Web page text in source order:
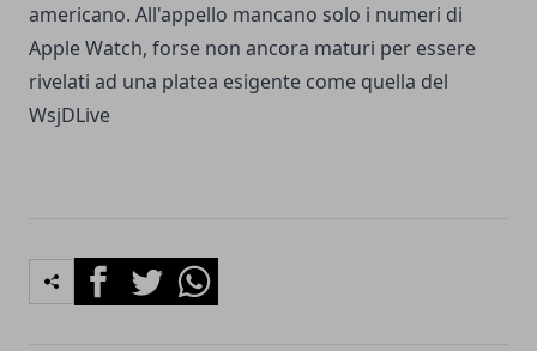
americano. All'appello mancano solo i numeri di
Apple Watch, forse non ancora maturi per essere
rivelati ad una platea esigente come quella del
WsjDLive
FacebookTwitterWhatsapp